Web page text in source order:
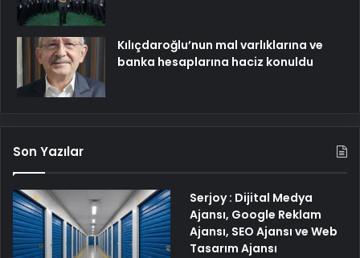
Kılıçdaroğlu’nun mal varlıklarına ve
banka hesaplarına haciz konuldu
Son Yazılar
Serjoy : Dijital Medya
Ajansı, Google Reklam
Ajansı, SEO Ajansı ve Web
Tasarım Ajansı